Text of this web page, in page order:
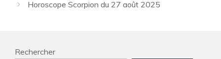
Horoscope Scorpion du 27 août 2025
Rechercher